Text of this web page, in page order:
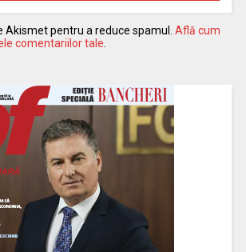
pentru a reduce spamul. Află cum
comentariilor tale